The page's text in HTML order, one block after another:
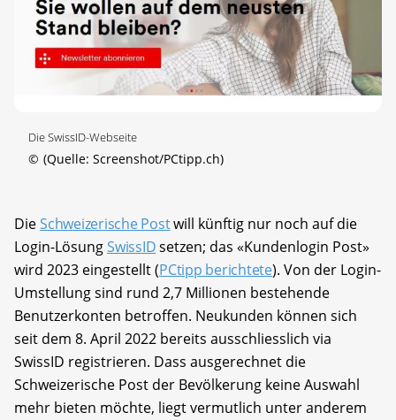
Die SwissID-Webseite
© (Quelle: Screenshot/PCtipp.ch)
DieSchweizerische Postwill künftig nur noch auf die
Login-LösungSwissIDsetzen; das «Kundenlogin Post»
wird 2023 eingestellt (PCtipp berichtete). Von der Login-
Umstellung sind rund 2,7 Millionen bestehende
Benutzerkonten betroffen. Neukunden können sich
seit dem 8. April 2022 bereits ausschliesslich via
SwissID registrieren. Dass ausgerechnet die
Schweizerische Post der Bevölkerung keine Auswahl
mehr bieten möchte, liegt vermutlich unter anderem